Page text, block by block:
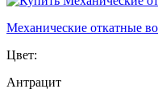
Механические откатные
Цвет:
Антрацит